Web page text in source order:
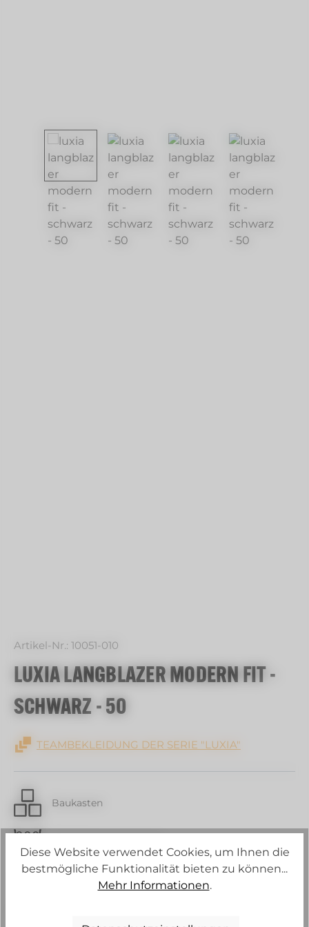
Artikel-Nr.: 10051-010
LUXIA LANGBLAZER MODERN FIT -
SCHWARZ - 50
TEAMBEKLEIDUNG DER SERIE "LUXIA"
Baukasten
Strech
Diese Website verwendet Cookies, um Ihnen die
bestmögliche Funktionalität bieten zu können...
Mehr Informationen.